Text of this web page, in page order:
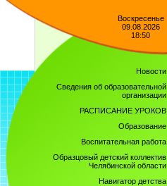
Воскресенье
09.08.2026
18:50
Новости
Сведения об образовательной
организации
РАСПИСАНИЕ УРОКОВ
Образование
Воспитательная работа
Образцовый детский коллектив
Челябинской области
Навигатор детства